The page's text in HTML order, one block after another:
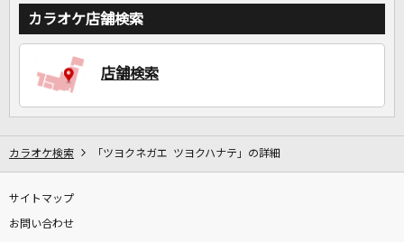
カラオケ店舗検索
店舗検索
カラオケ検索 「ツヨクネガエ ツヨクハナテ」の詳細
サイトマップ
お問い合わせ